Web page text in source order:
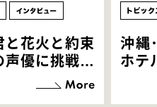
花火と約束
声優に挑戦！
らっている
芝居に没頭で
沖縄
ホテ